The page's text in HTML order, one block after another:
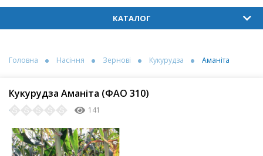
КАТАЛОГ
Головна Насіння Зернові Кукурудза Аманіта
Кукурудза Аманіта (ФАО 310)
141